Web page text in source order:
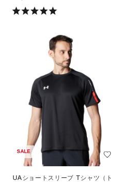
SALE
UAショートスリーブ Tシャツ（ト